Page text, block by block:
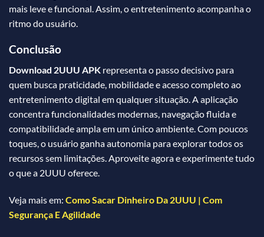
mais leve e funcional. Assim, o entretenimento acompanha o
ritmo do usuário.
Conclusão
Download 2UUU APK representa o passo decisivo para
quem busca praticidade, mobilidade e acesso completo ao
entretenimento digital em qualquer situação. A aplicação
concentra funcionalidades modernas, navegação fluida e
compatibilidade ampla em um único ambiente. Com poucos
toques, o usuário ganha autonomia para explorar todos os
recursos sem limitações. Aproveite agora e experimente tudo
o que a 2UUU oferece.
Veja mais em: Como Sacar Dinheiro Da 2UUU | Com
Segurança E Agilidade